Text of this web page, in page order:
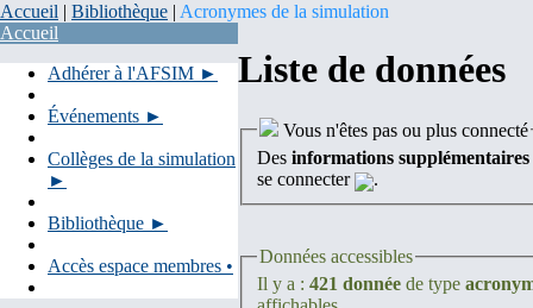
Accueil | Bibliothèque | Acronymes de la simulation
Accueil
Adhérer à l'AFSIM ►
Événements ►
Collèges de la simulation
►
Bibliothèque ►
Accès espace membres •
Liste de données
Vous n'êtes pas ou plus connecté
Des informations supplémentaires
se connecter
.
Données accessibles
Il y a : 421 donnée de type